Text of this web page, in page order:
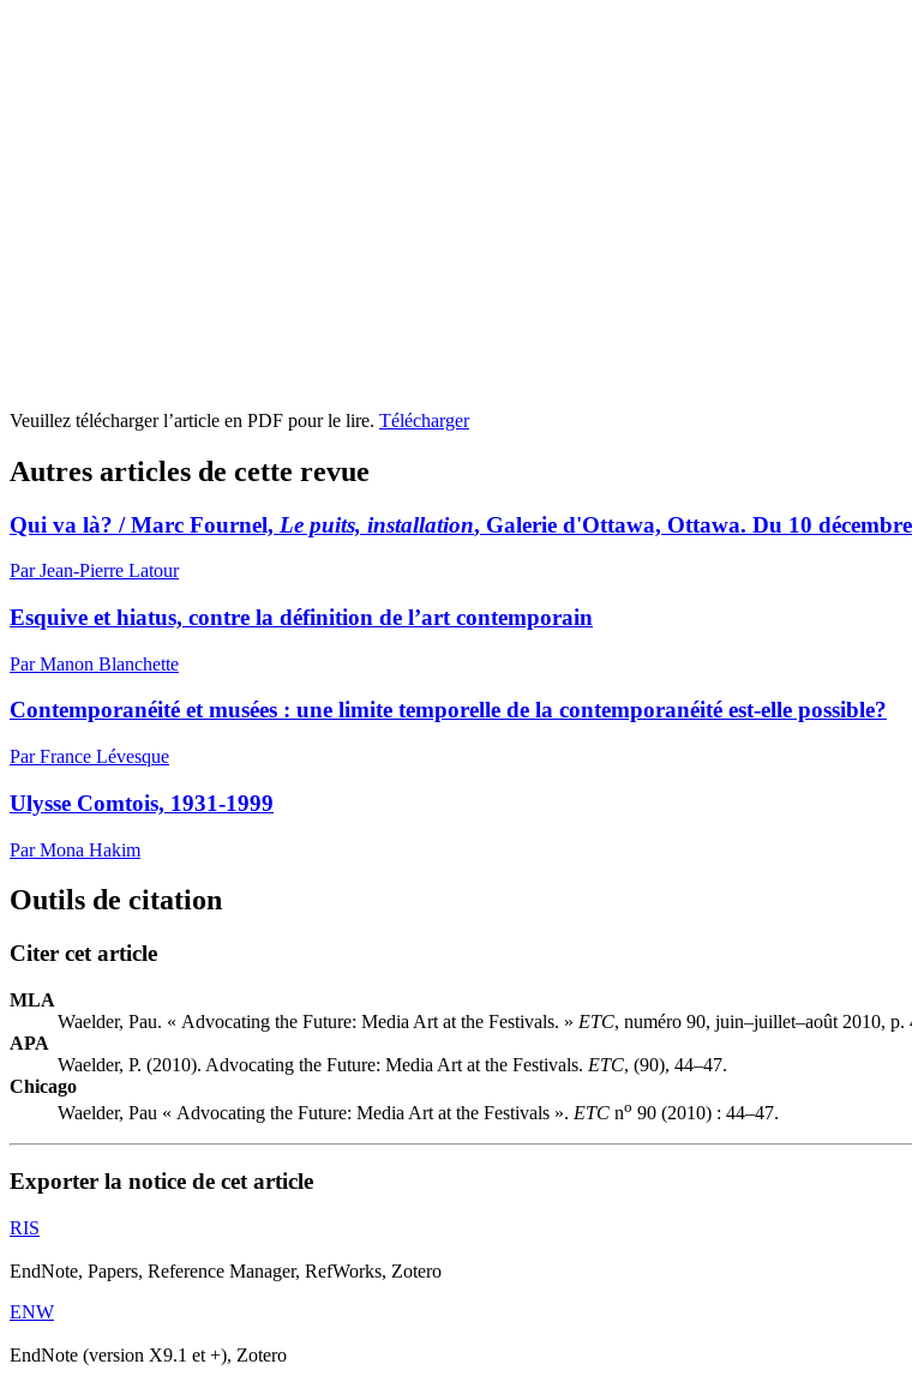
Veuillez télécharger l’article en PDF pour le lire. Télécharger
Autres articles de cette revue
Qui va là? / Marc Fournel, Le puits, installation, Galerie d'Ottawa, Ottawa. Du 10
Par Jean-Pierre Latour
Esquive et hiatus, contre la définition de l’art contemporain
Par Manon Blanchette
Contemporanéité et musées : une limite temporelle de la contemporanéité est-elle possible?
Par France Lévesque
Ulysse Comtois, 1931-1999
Par Mona Hakim
Outils de citation
Citer cet article
MLA
Waelder, Pau. « Advocating the Future: Media Art at the Festivals. » ETC, numéro 90, juin–juillet–août 2010, p.
APA
Waelder, P. (2010). Advocating the Future: Media Art at the Festivals. ETC, (90), 44–47.
Chicago
Waelder, Pau « Advocating the Future: Media Art at the Festivals ». ETC no 90 (2010) : 44–47.
Exporter la notice de cet article
RIS
EndNote, Papers, Reference Manager, RefWorks, Zotero
ENW
EndNote (version X9.1 et +), Zotero